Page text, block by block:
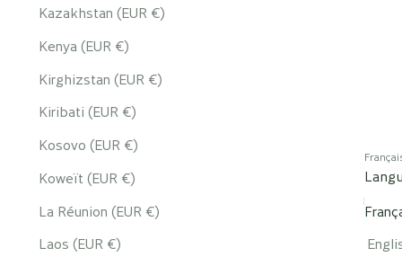
Kazakhstan (EUR €)
Kenya (EUR €)
Kirghizstan (EUR €)
Kiribati (EUR €)
Kosovo (EUR €)
Koweït (EUR €)
La Réunion (EUR €)
Laos (EUR €)